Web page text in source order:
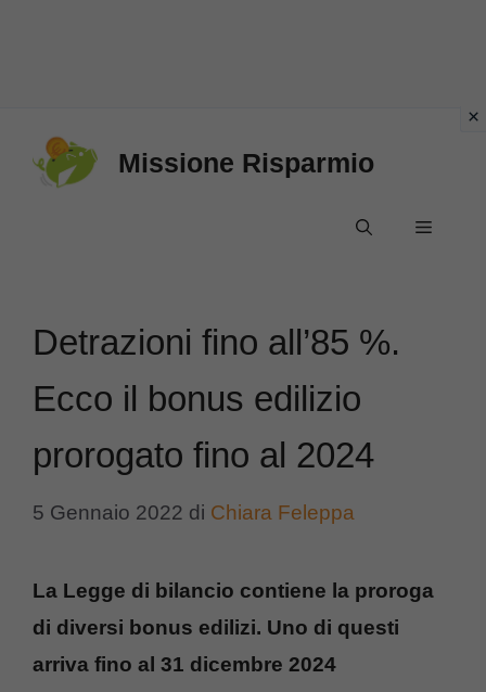
Missione Risparmio
Menu
Detrazioni fino all’85 %.
Ecco il bonus edilizio
prorogato fino al 2024
5 Gennaio 2022 di Chiara Feleppa
La Legge di bilancio contiene la proroga
di diversi bonus edilizi. Uno di questi
arriva fino al 31 dicembre 2024